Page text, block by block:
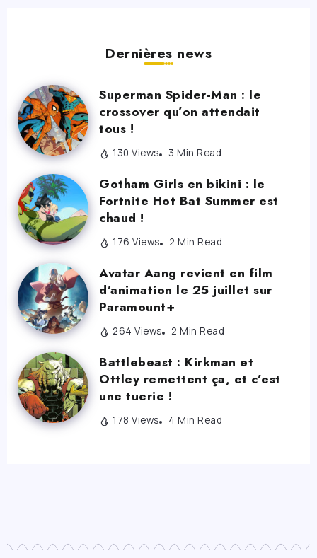
Dernières news
Superman Spider-Man : le
crossover qu’on attendait
tous !
130 Views 3 Min Read
Gotham Girls en bikini : le
Fortnite Hot Bat Summer est
chaud !
176 Views 2 Min Read
Avatar Aang revient en film
d’animation le 25 juillet sur
Paramount+
264 Views 2 Min Read
Battlebeast : Kirkman et
Ottley remettent ça, et c’est
une tuerie !
178 Views 4 Min Read